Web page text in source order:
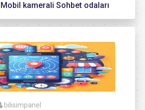
kamerali Sohbet odaları
bilisimpanel